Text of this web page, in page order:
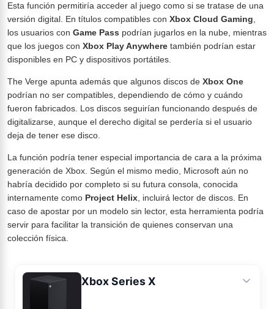
Esta función permitiría acceder al juego como si se tratase de una
versión digital. En títulos compatibles con Xbox Cloud Gaming
los usuarios con Game Pass podrían jugarlos en la nube, mientras
que los juegos con Xbox Play Anywhere también podrían estar
disponibles en PC y dispositivos portátiles.
The Verge apunta además que algunos discos de Xbox One
podrían no ser compatibles, dependiendo de cómo y cuándo
fueron fabricados. Los discos seguirían funcionando después de
digitalizarse, aunque el derecho digital se perdería si el usuario
deja de tener ese disco.
La función podría tener especial importancia de cara a la próxima
generación de Xbox. Según el mismo medio, Microsoft aún no
habría decidido por completo si su futura consola, conocida
internamente como Project Helix , incluirá lector de discos. En
caso de apostar por un modelo sin lector, esta herramienta podría
servir para facilitar la transición de quienes conservan una
colección física.
Xbox Series X